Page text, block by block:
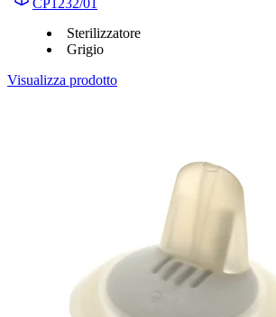
CP1232/01
Sterilizzatore
Grigio
Visualizza prodotto